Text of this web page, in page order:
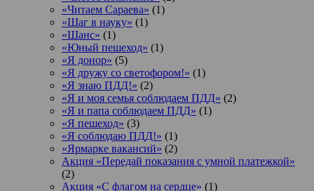
«Читаем Сараева» (1)
«Шаг в науку» (1)
«Шанс» (1)
«Юный пешеход» (1)
«Я донор» (5)
«Я дружу со светофором!» (1)
«Я знаю ПДД!» (2)
«Я и моя семья соблюдаем ПДД» (2)
«Я и папа соблюдаем ПДД» (1)
«Я пешеход» (3)
«Я соблюдаю ПДД!» (1)
«Ярмарке вакансий» (2)
Акция «Передай показания с умной платежкой»
(2)
Акция «С флагом на сердце» (1)